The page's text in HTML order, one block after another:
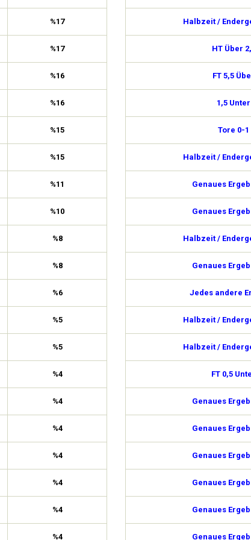
%17
%17
%16
%16
%15
%15
%11
%10
%8
%8
%6
%5
%5
%4
%4
%4
%4
%4
%4
%4
Halbzeit /
HT Über
FT 5,5
1,5 Unter
Tore 0-1
Halbzeit /
Genaues
Genaues
Halbzeit /
Genaues
Jedes andere
Halbzeit /
Halbzeit /
FT 0,5
Genaues
Genaues
Genaues
Genaues
Genaues
Genaues